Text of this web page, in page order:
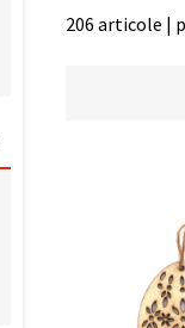
206 articole |